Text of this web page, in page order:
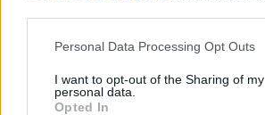
Personal Data Processing Opt Outs
I want to opt-out of the Sharing of my
personal data.
Opted In